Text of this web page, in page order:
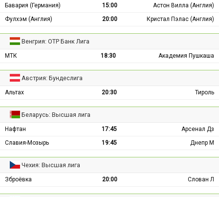
Бавария (Германия) 15:00
Астон Вилла (Англия)
Фулхэм (Англия)
20:00 Кристал Пэлас (Англия)
Венгрия: ОТР Банк Лига
МТК 18:30 Академия Пушкаша
Австрия: Бундеслига
Альтах 20:30 Тироль
Беларусь: Высшая лига
Нафтан 17:45
Арсенал Дз
Славия-Мозырь
19:45 Днепр М
Чехия: Высшая лига
Зброёвка 20:00 Слован Л